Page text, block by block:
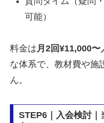
可能）
料金は月2回¥11,000
な体系で、教材費や施
ん。
STEP6｜入会検討